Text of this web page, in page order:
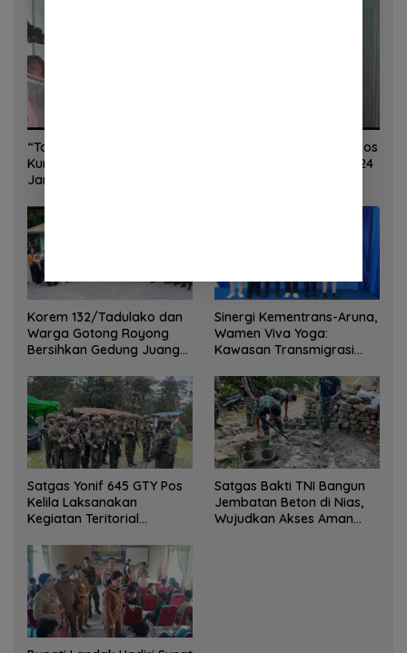
“Torang Sehat Kampung Kuat” Satgas Yonif 645/GTY Pos
Kurima Melaksanakan Pelayanan kesehatan Gratis 1 x 24
Jam
Korem 132/Tadulako dan
Warga Gotong Royong
Bersihkan Gedung Juang
Sinergi Kementrans-Aruna,
Wamen Viva Yoga:
Kawasan Transmigrasi
Ke Pasar Global
Satgas Yonif 645 GTY Pos
Kelila Laksanakan
Kegiatan Teritorial
Tokoh Adat dan Lurah
Satgas Bakti TNI Bangun
Jembatan Beton di Nias,
Wujudkan Akses Aman